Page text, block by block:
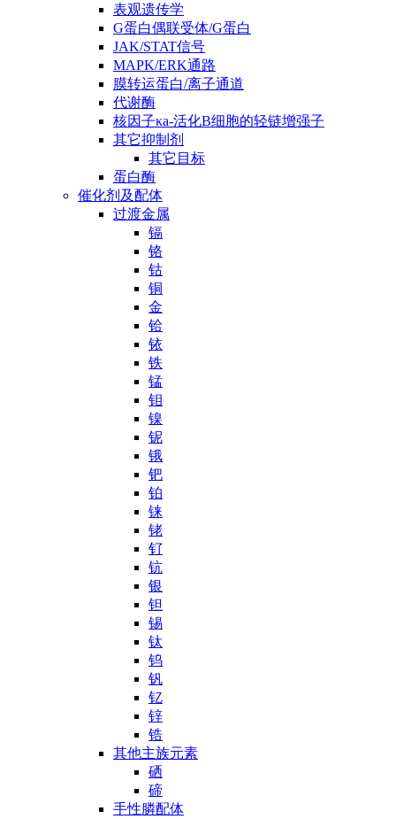
表观遗传学
G蛋白偶联受体/G蛋白
JAK/STAT信号
MAPK/ERK通路
膜转运蛋白/离子通道
代谢酶
核因子κa-活化B细胞的轻链增强子
其它抑制剂
其它目标
蛋白酶
催化剂及配体
过渡金属
镉
铬
钴
铜
金
铪
铱
铁
锰
钼
镍
铌
锇
钯
铂
铼
铑
钌
钪
银
钽
锡
钛
钨
钒
钇
锌
锆
其他主族元素
硒
碲
手性膦配体